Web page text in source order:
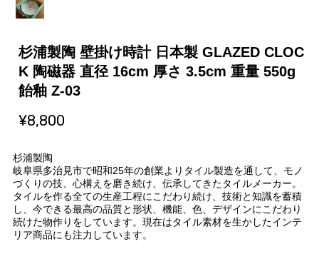
杉浦製陶 壁掛け時計 日本製 GLAZED CLOC
K 陶磁器 直径 16cm 厚さ 3.5cm 重量 550g
飴釉 Z-03
¥8,800
杉浦製陶
岐阜県多治見市で昭和25年の創業よりタイル製造を通して、モノ
づくりの技、心構えを磨き続け、伝承してきたタイルメーカー。
タイルを作る全ての生産工程にこだわり続け、技術と知識を蓄積
し、今できる最高の品質と形状、機能、色、デザインにこだわり
続けた物作りをしています。現在はタイル素材を生かしたインテ
リア商品にも注力しています。